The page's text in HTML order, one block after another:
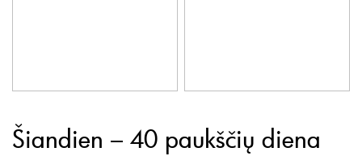
Šiandien – 40 paukščių diena